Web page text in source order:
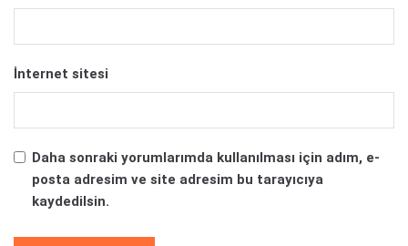
İnternet sitesi
Daha sonraki yorumlarımda kullanılması için adım, e-
posta adresim ve site adresim bu tarayıcıya
kaydedilsin.